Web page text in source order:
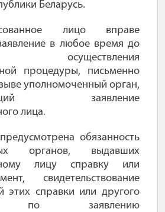
Беларусь.
лицо вправе
в любое время до
осуществления
процедуры, письменно
уполномоченный орган,
заявление
лица.
обязанность
органов, выдавших
лицу справку или
свидетельствование
этих справки или другого
по заявлению